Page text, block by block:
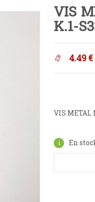
VIS
K.1-
4.49 €
VIS METAL
En